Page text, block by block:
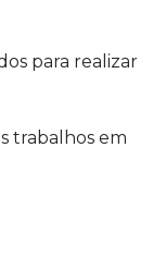
para realizar
trabalhos em